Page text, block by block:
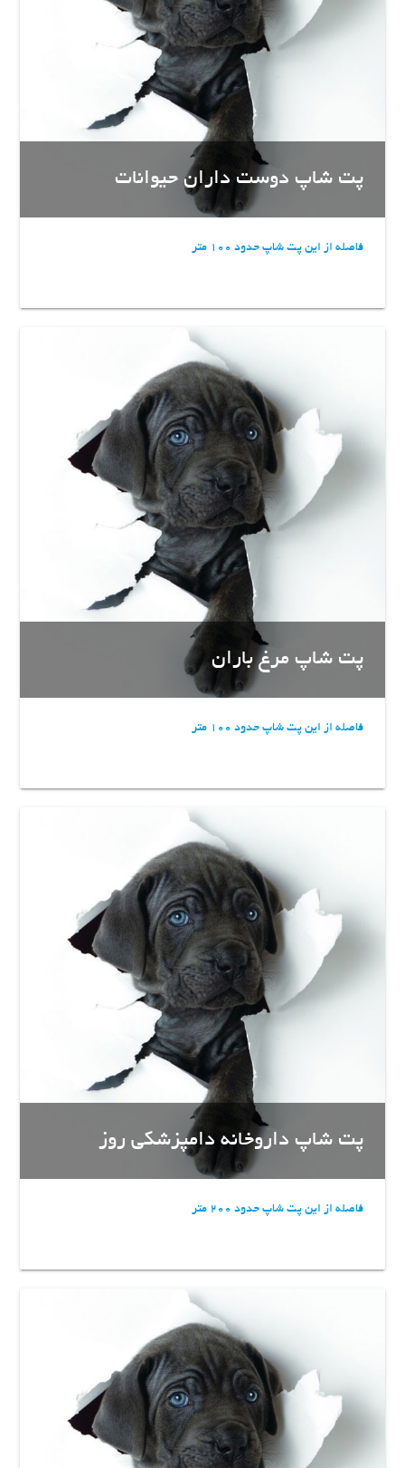
پت شاپ دوست داران حیوانات
فاصله از این پت شاپ حدود 100 متر
پت شاپ مرغ باران
فاصله از این پت شاپ حدود 100 متر
پت شاپ داروخانه دامپزشکی روز
فاصله از این پت شاپ حدود 200 متر